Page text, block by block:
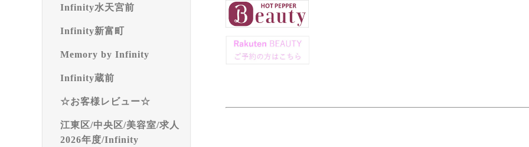
Infinity水天宮前
Infinity新富町
Memory by Infinity
Infinity蔵前
☆お客様レビュー☆
江東区/中央区/美容室/求人
2026年度/Infinity